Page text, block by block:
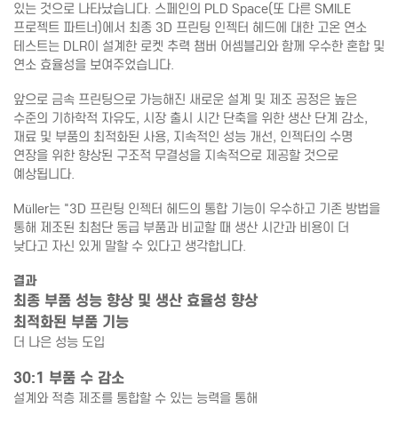
있는 것으로 나타났습니다. 스페인의 PLD Space(또 다른 SMILE
프로젝트 파트너)에서 최종 3D 프린팅 인젝터 헤드에 대한 고온 연소
테스트는 DLR이 설계한 로켓 추력 챔버 어셈블리와 함께 우수한 혼합 및
연소 효율성을 보여주었습니다.
앞으로 금속 프린팅으로 가능해진 새로운 설계 및 제조 공정은 높은
수준의 기하학적 자유도, 시장 출시 시간 단축을 위한 생산 단계 감소,
재료 및 부품의 최적화된 사용, 지속적인 성능 개선, 인젝터의 수명
연장을 위한 향상된 구조적 무결성을 지속적으로 제공할 것으로
예상됩니다.
Müller는 "3D 프린팅 인젝터 헤드의 통합 기능이 우수하고 기존 방법을
통해 제조된 최첨단 동급 부품과 비교할 때 생산 시간과 비용이 더
낮다고 자신 있게 말할 수 있다고 생각합니다.
결과
최종 부품 성능 향상 및 생산 효율성 향상
최적화된 부품 기능
더 나은 성능 도입
30:1 부품 수 감소
설계와 적층 제조를 통합할 수 있는 능력을 통해